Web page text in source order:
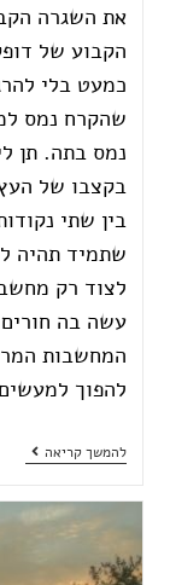
את השגרה
הקבוע של
כמעט בלי
שהקרח נמס
נמס בתה. תן
בקצבו של
בין שתי
שתמיד תהיה
לצוד רק
עשה בה
המחשבות
להפוך
להמשך קריאה